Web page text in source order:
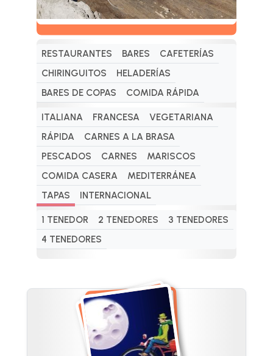
RESTAURANTES BARES
CAFETERÍAS
CHIRINGUITOS
HELADERÍAS
BARES DE COPAS
COMIDA RÁPIDA
ITALIANA FRANCESA
VEGETARIANA
RÁPIDA
CARNES A LA BRASA
PESCADOS
CARNES
MARISCOS
COMIDA CASERA
MEDITERRÁNEA
TAPAS
INTERNACIONAL
1 TENEDOR 2 TENEDORES
3 TENEDORES
4 TENEDORES